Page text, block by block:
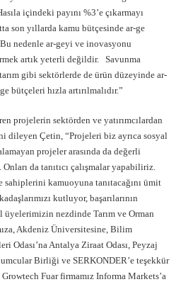
içindeki payını %3’e çıkarmayı
son yıllarda kamu bütçesinde ar-ge
nedenle ar-geyi ve inovasyonu
artık yeterli değildir. Savunma
gibi sektörlerde de ürün düzeyinde ar-
bütçeleri hızla artırılmalıdır.”
projelerin sektörden ve yatırımcılardan
dileyen Çetin, “Projeleri biz ayrıca sosyal
projeler arasında da değerli
da tanıtıcı çalışmalar yapabiliriz.
sahiplerini kamuoyuna tanıtacağını ümit
kutluyor, başarılarının
nezdinde Tarım ve Orman
Akdeniz Üniversitesine, Bilim
Odası’na Antalya Ziraat Odası, Peyzaj
Birliği ve SERKONDER’e teşekkür
Fuar firmamız Informa Markets’a